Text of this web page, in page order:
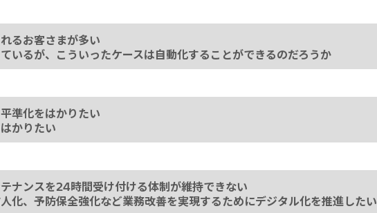
るお客さまが多い
いるが、こういったケースは自動化することができるのだろうか
準化をはかりたい
かりたい
ナンスを24時間受け付ける体制が維持できない
化、予防保全強化など業務改善を実現するためにデジタル化を推進したい